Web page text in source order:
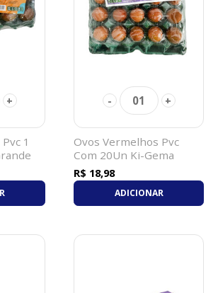
+
1
- 01 +
Ovos Vermelhos Pvc
Com 20Un Ki-Gema
Grande
R$ 18,98
ADICIONAR